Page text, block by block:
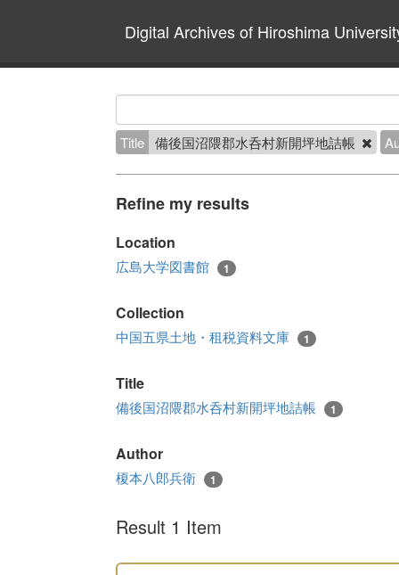
Digital Archives of Hiroshima
Title 備後国沼隈郡水呑村新開坪地詰帳
Refine my results
Location
広島大学図書館 1
Collection
中国五県土地・租税資料文庫 1
Title
備後国沼隈郡水呑村新開坪地詰帳 1
Author
榎本八郎兵衛 1
Result 1 Item